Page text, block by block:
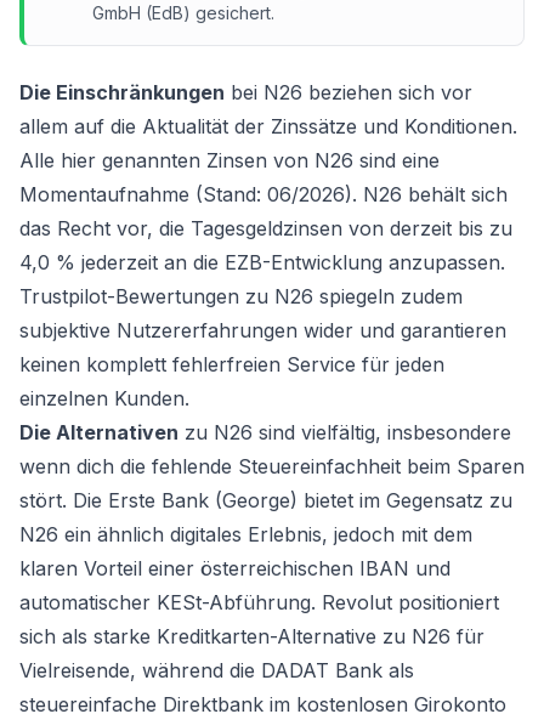
GmbH (EdB) gesichert.
Die Einschränkungen bei N26 beziehen sich vor
allem auf die Aktualität der Zinssätze und Konditionen.
Alle hier genannten Zinsen von N26 sind eine
Momentaufnahme (Stand: 06/2026). N26 behält sich
das Recht vor, die Tagesgeldzinsen von derzeit bis zu
4,0 % jederzeit an die EZB-Entwicklung anzupassen.
Trustpilot-Bewertungen zu N26 spiegeln zudem
subjektive Nutzererfahrungen wider und garantieren
keinen komplett fehlerfreien Service für jeden
einzelnen Kunden.
Die Alternativen zu N26 sind vielfältig, insbesondere
wenn dich die fehlende Steuereinfachheit beim Sparen
stört. Die Erste Bank (George) bietet im Gegensatz zu
N26 ein ähnlich digitales Erlebnis, jedoch mit dem
klaren Vorteil einer österreichischen IBAN und
automatischer KESt-Abführung. Revolut positioniert
sich als starke Kreditkarten-Alternative zu N26 für
Vielreisende, während die DADAT Bank als
steuereinfache Direktbank im kostenlosen Girokonto